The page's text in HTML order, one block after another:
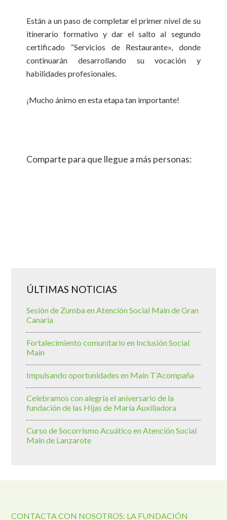
Están a un paso de completar el primer nivel de su
itinerario formativo y dar el salto al segundo
certificado “Servicios de Restaurante», donde
continuarán desarrollando su vocación y
habilidades profesionales.
¡Mucho ánimo en esta etapa tan importante!
Comparte para que llegue a más personas:
ÚLTIMAS NOTICIAS
Sesión de Zumba en Atención Social Main de Gran
Canaria
Fortalecimiento comunitario en Inclusión Social
Main
Impulsando oportunidades en Main T’Acompaña
Celebramos con alegría el aniversario de la
fundación de las Hijas de María Auxiliadora
Curso de Socorrismo Acuático en Atención Social
Main de Lanzarote
CONTACTA CON NOSOTROS: LA FUNDACIÓN